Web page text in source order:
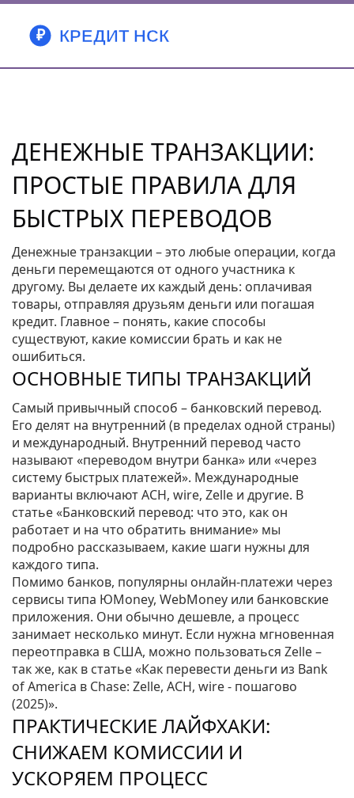
ДЕНЕЖНЫЕ ТРАНЗАКЦИИ:
ПРОСТЫЕ ПРАВИЛА ДЛЯ
БЫСТРЫХ ПЕРЕВОДОВ
Денежные транзакции – это любые операции, когда
деньги перемещаются от одного участника к
другому. Вы делаете их каждый день: оплачивая
товары, отправляя друзьям деньги или погашая
кредит. Главное – понять, какие способы
существуют, какие комиссии брать и как не
ошибиться.
ОСНОВНЫЕ ТИПЫ ТРАНЗАКЦИЙ
Самый привычный способ – банковский перевод.
Его делят на внутренний (в пределах одной страны)
и международный. Внутренний перевод часто
называют «переводом внутри банка» или «через
систему быстрых платежей». Международные
варианты включают ACH, wire, Zelle и другие. В
статье «Банковский перевод: что это, как он
работает и на что обратить внимание» мы
подробно рассказываем, какие шаги нужны для
каждого типа.
Помимо банков, популярны онлайн‑платежи через
сервисы типа ЮMoney, WebMoney или банковские
приложения. Они обычно дешевле, а процесс
занимает несколько минут. Если нужна мгновенная
переотправка в США, можно пользоваться Zelle –
так же, как в статье «Как перевести деньги из Bank
of America в Chase: Zelle, ACH, wire - пошагово
(2025)».
ПРАКТИЧЕСКИЕ ЛАЙФХАКИ:
СНИЖАЕМ КОМИССИИ И
УСКОРЯЕМ ПРОЦЕСС